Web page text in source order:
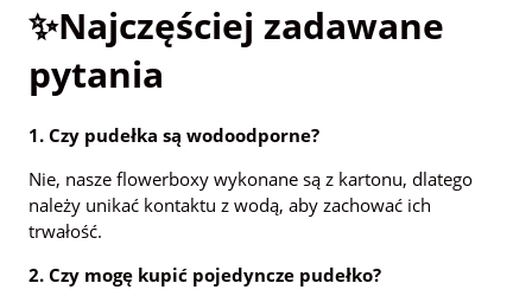
✨Najczęściej zadawane
pytania
1. Czy pudełka są wodoodporne?
Nie, nasze flowerboxy wykonane są z kartonu, dlatego
należy unikać kontaktu z wodą, aby zachować ich
trwałość.
2. Czy mogę kupić pojedyncze pudełko?